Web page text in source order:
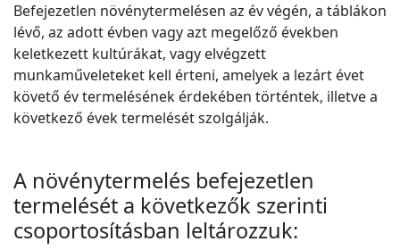
Befejezetlen növénytermelésen az év végén, a táblákon
lévő, az adott évben vagy azt megelőző években
keletkezett kultúrákat, vagy elvégzett
munkaműveleteket kell érteni, amelyek a lezárt évet
követő év termelésének érdekében történtek, illetve a
következő évek termelését szolgálják.
A növénytermelés befejezetlen
termelését a következők szerinti
csoportosításban leltározzuk: